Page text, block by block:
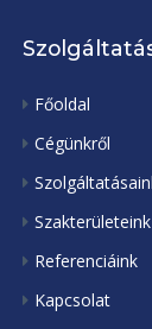
Főoldal
Cégünkről
Szakterületeink
Referenciáink
Kapcsolat